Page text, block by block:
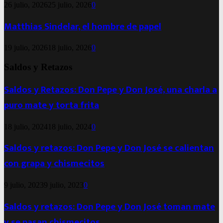
26 julio, 2026 25 julio, 20260
Matthias Sindelar, el hombre de papel
19 julio, 2026 18 julio, 20260
Saldos y Retazos
Saldos y Retazos: Don Pepe y Don José, una charla a
puro mate y torta frita
18 julio, 2024 18 julio, 20240
Saldos y retazos: Don Pepe y Don José se calientan
con grapa y chismecitos
9 julio, 20239 julio, 20230
Saldos y retazos: Don Pepe y Don José toman mate